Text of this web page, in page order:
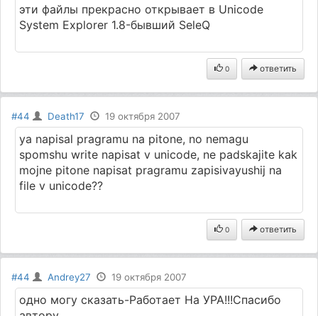
эти файлы прекрасно открывает в Unicode
System Explorer 1.8-бывший SeleQ
0 ответить
#44 Death17 19 октября 2007
ya napisal pragramu na pitone, no nemagu
spomshu write napisat v unicode, ne padskajite kak
mojne pitone napisat pragramu zapisivayushij na
file v unicode??
0 ответить
#44 Andrey27 19 октября 2007
одно могу сказать-Работает На УРА!!!Спасибо